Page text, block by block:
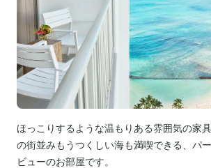
ほっこりするような温もりある雰囲気の家
の街並みもうつくしい海も満喫できる、パ
ビューのお部屋です。